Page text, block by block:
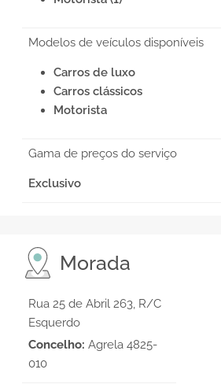
Modelos de veículos disponíveis
Carros de luxo
Carros clássicos
Motorista
Gama de preços do serviço
Exclusivo
Morada
Rua 25 de Abril 263, R/C
Esquerdo
Concelho: Agrela 4825-
010